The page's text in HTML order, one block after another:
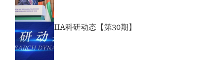
IIA科研动态【第30期】